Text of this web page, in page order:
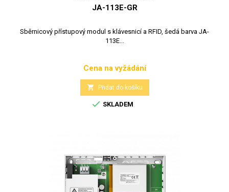
JA-113E-GR
Sběrnicový přístupový modul s klávesnicí a RFID, šedá barva JA-
113E...
Cena
Cena na vyžádání
 Přidat do košíku
 SKLADEM